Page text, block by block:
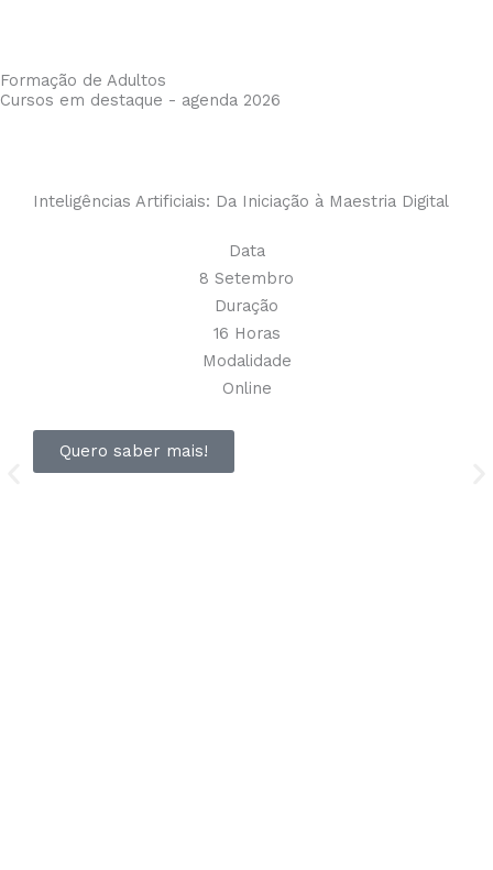
Formação de Adultos
Cursos em destaque - agenda 2026
Inteligências Artificiais: Da Iniciação à Maestria Digital
Data
8 Setembro
Duração
16 Horas
Modalidade
Online
Quero saber mais!